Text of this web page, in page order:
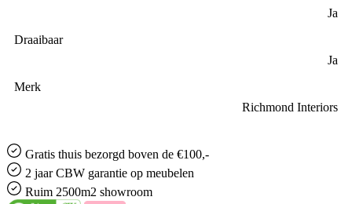
Ja
Draaibaar
Ja
Merk
Richmond Interiors
Gratis thuis bezorgd boven de €100,-
2 jaar CBW garantie op meubelen
Ruim 2500m2 showroom